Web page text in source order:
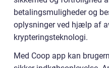
betalingsmuligheder og
oplysninger ved hjælp af
krypteringsteknologi.
Med Coop app kan